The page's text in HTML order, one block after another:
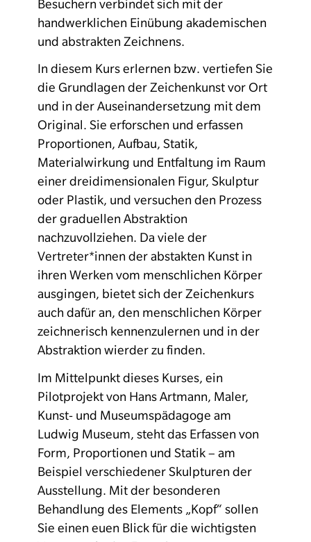
Besuchern verbindet sich mit der
handwerklichen Einübung akademischen
und abstrakten Zeichnens.
In diesem Kurs erlernen bzw. vertiefen Sie
die Grundlagen der Zeichenkunst vor Ort
und in der Auseinandersetzung mit dem
Original. Sie erforschen und erfassen
Proportionen, Aufbau, Statik,
Materialwirkung und Entfaltung im Raum
einer dreidimensionalen Figur, Skulptur
oder Plastik, und versuchen den Prozess
der graduellen Abstraktion
nachzuvollziehen. Da viele der
Vertreter*innen der abstakten Kunst in
ihren Werken vom menschlichen Körper
ausgingen, bietet sich der Zeichenkurs
auch dafür an, den menschlichen Körper
zeichnerisch kennenzulernen und in der
Abstraktion wierder zu finden.
Im Mittelpunkt dieses Kurses, ein
Pilotprojekt von Hans Artmann, Maler,
Kunst- und Museumspädagoge am
Ludwig Museum, steht das Erfassen von
Form, Proportionen und Statik – am
Beispiel verschiedener Skulpturen der
Ausstellung. Mit der besonderen
Behandlung des Elements „Kopf“ sollen
Sie einen euen Blick für die wichtigsten